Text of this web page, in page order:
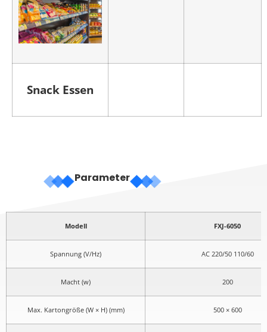
Snack Essen
Parameter
Modell FXJ-6050
Spannung (V/Hz) AC 220/50 110/60
Macht (w) 200
Max. Kartongröße (W × H) (mm) 500 × 600